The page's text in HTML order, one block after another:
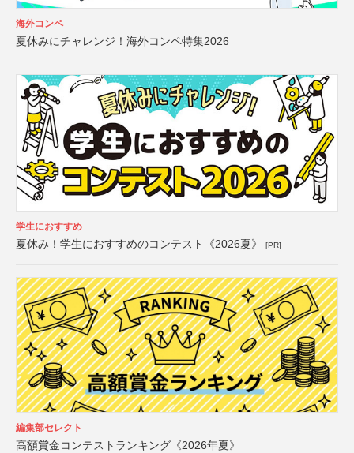
海外コンペ
夏休みにチャレンジ！海外コンペ特集2026
学生におすすめ
夏休み！学生におすすめのコンテスト《2026夏》 [PR]
編集部セレクト
高額賞金コンテストランキング《2026年夏》